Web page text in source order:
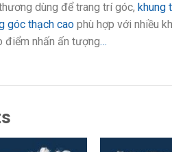
dùng để trang trí góc, khung
góc thạch cao phù hợp với nhiều
điểm nhấn ấn tượng…